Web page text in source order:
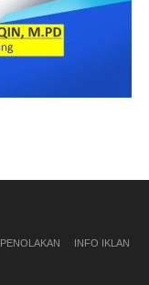
PENOLAKAN
INFO IKLAN